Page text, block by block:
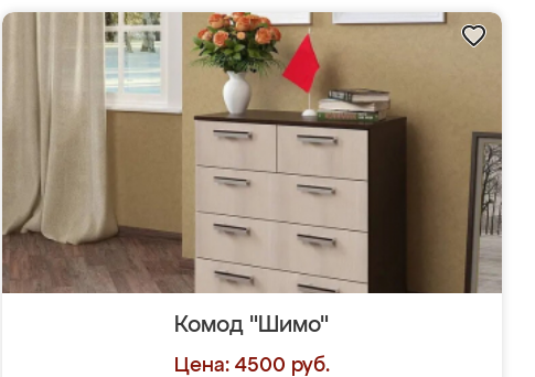
Комод "Шимо"
Цена: 4500 руб.